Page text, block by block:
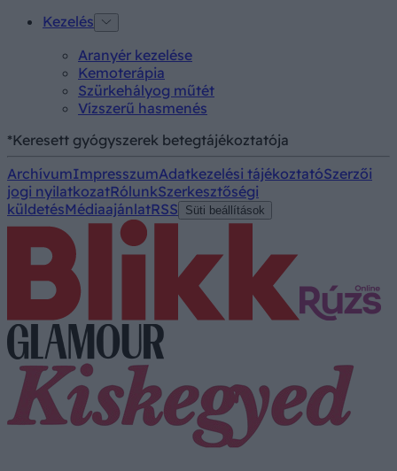
Kezelés
Aranyér kezelése
Kemoterápia
Szürkehályog műtét
Vízszerű hasmenés
*Keresett gyógyszerek betegtájékoztatója
ArchívumImpresszumAdatkezelési tájékoztatóSzerzői
jogi nyilatkozatRólunkSzerkesztőségi
küldetésMédiaajánlatRSS Süti beállítások